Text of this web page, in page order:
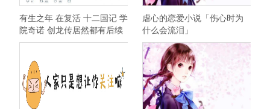
有生之年 在复活 十二国记 学
院奇诺 创龙传居然都有后续
了
虐心的恋爱小说「伤心时为
什么会流泪」